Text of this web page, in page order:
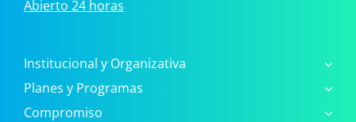
Abierto 24 horas
Institucional y Organizativa
Planes y Programas
Compromiso